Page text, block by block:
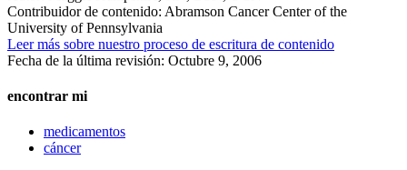
Contribuidor de contenido: Abramson Cancer Center of the
University of Pennsylvania
Leer más sobre nuestro proceso de escritura de contenido
Fecha de la última revisión: Octubre 9, 2006
encontrar mi
medicamentos
cáncer